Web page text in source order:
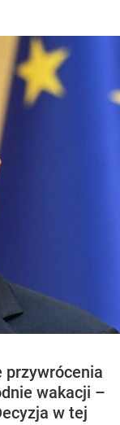
przywrócenia
wakacji –
w tej